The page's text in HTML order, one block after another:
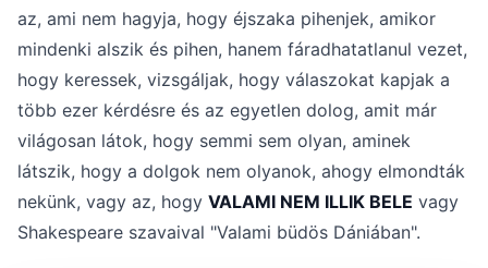
az, ami nem hagyja, hogy éjszaka pihenjek, amikor
mindenki alszik és pihen, hanem fáradhatatlanul vezet,
hogy keressek, vizsgáljak, hogy válaszokat kapjak a
több ezer kérdésre és az egyetlen dolog, amit már
világosan látok, hogy semmi sem olyan, aminek
látszik, hogy a dolgok nem olyanok, ahogy elmondták
nekünk, vagy az, hogy VALAMI NEM ILLIK BELE vagy
Shakespeare szavaival "Valami büdös Dániában".